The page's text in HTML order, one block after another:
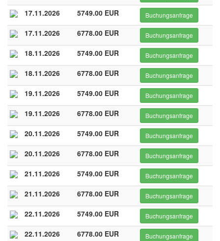
17.11.2026 5749.00 EUR Buchungsanfrage
17.11.2026 6778.00 EUR Buchungsanfrage
18.11.2026 5749.00 EUR Buchungsanfrage
18.11.2026 6778.00 EUR Buchungsanfrage
19.11.2026 5749.00 EUR Buchungsanfrage
19.11.2026 6778.00 EUR Buchungsanfrage
20.11.2026 5749.00 EUR Buchungsanfrage
20.11.2026 6778.00 EUR Buchungsanfrage
21.11.2026 5749.00 EUR Buchungsanfrage
21.11.2026 6778.00 EUR Buchungsanfrage
22.11.2026 5749.00 EUR Buchungsanfrage
22.11.2026 6778.00 EUR Buchungsanfrage